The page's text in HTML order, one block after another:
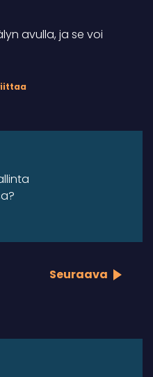
avulla, ja se voi
Seuraava